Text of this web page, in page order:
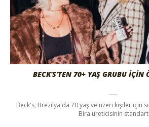
BECK’S’TEN 70+ YAŞ GRUBU İÇIN
Beck's, Brezilya'da 70 yaş ve üzeri kişiler için
Bira üreticisinin standart